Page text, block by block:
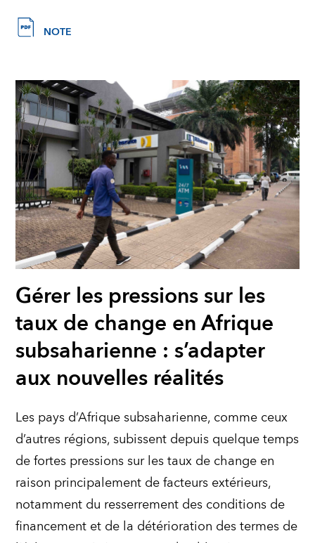
NOTE
Gérer les pressions sur les
taux de change en Afrique
subsaharienne : s’adapter
aux nouvelles réalités
Les pays d’Afrique subsaharienne, comme ceux
d’autres régions, subissent depuis quelque temps
de fortes pressions sur les taux de change en
raison principalement de facteurs extérieurs,
notamment du resserrement des conditions de
financement et de la détérioration des termes de